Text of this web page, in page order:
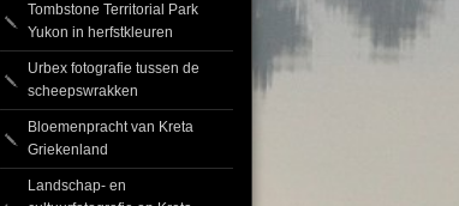
Tombstone Territorial Park
Yukon in herfstkleuren
Urbex fotografie tussen de
scheepswrakken
Bloemenpracht van Kreta
Griekenland
Landschap- en